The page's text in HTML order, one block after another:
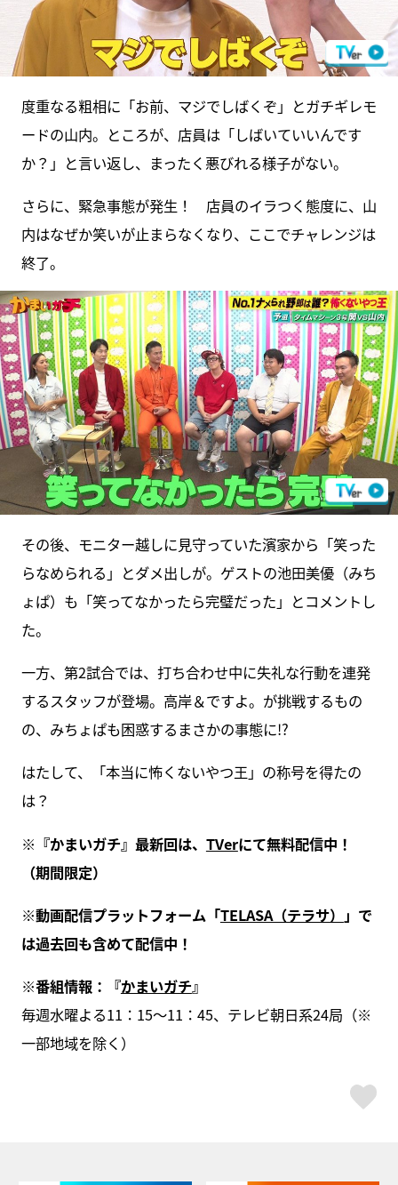
度重なる粗相に「お前、マジでしばくぞ」とガチギレモ
ードの山内。ところが、店員は「しばいていいんです
か？」と言い返し、まったく悪びれる様子がない。
さらに、緊急事態が発生！ 店員のイラつく態度に、山
内はなぜか笑いが止まらなくなり、ここでチャレンジは
終了。
その後、モニター越しに見守っていた濱家から「笑った
らなめられる」とダメ出しが。ゲストの池田美優（みち
ょぱ）も「笑ってなかったら完璧だった」とコメントし
た。
一方、第2試合では、打ち合わせ中に失礼な行動を連発
するスタッフが登場。高岸＆ですよ。が挑戦するもの
の、みちょぱも困惑するまさかの事態に!?
はたして、「本当に怖くないやつ王」の称号を得たの
は？
※『かまいガチ』最新回は、 TVerにて無料配信中！
（期間限定）
※動画配信プラットフォーム「TELASA（テラサ） 」で
は過去回も含めて配信中！
※番組情報：『かまいガチ』
毎週水曜よる11：15～11：45、テレビ朝日系24局（※
一部地域を除く）